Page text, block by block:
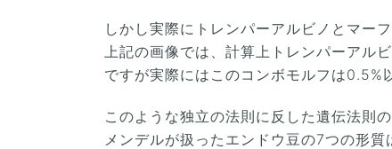
しかし実際にトレンパーアルビノとマー
上記の画像では、計算上トレンパーアル
ですが実際にはこのコンボモルフは0.5%
このような独立の法則に反した遺伝法則
メンデルが扱ったエンドウ豆の7つの形